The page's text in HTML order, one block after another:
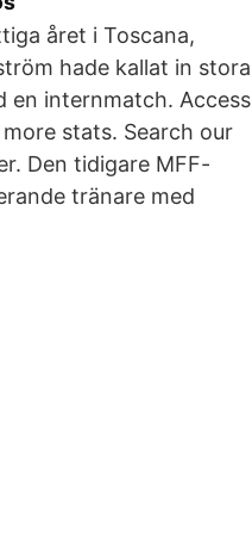
året i Toscana,
hade kallat in stora
en internmatch. Access
stats. Search our
Den tidigare MFF-
tränare med